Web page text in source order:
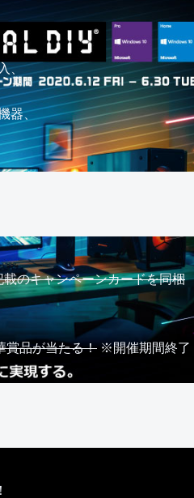
、
器、
のキャンペーンカードを同梱
賞品が当たる！※開催期間終了